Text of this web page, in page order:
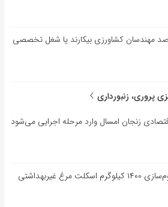
|65 درصد مهندسان کشاورزی بیکارند یا شغل تخصصی
پروری، زنبورداری
زنجان امسال وارد مرحله اجرایی می‌شود
کشف و معدوم‌سازی ۱۴۰۰ کیلوگرم اسکلت مرغ غیربهداشتی